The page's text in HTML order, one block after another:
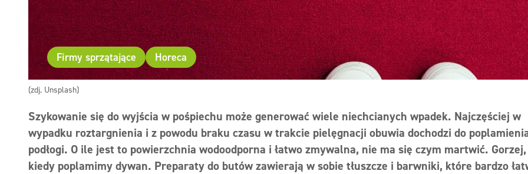
(zdj. Unsplash)
Firmy sprzątające Horeca
Szykowanie się do wyjścia w pośpiechu może generować wiele niechcianych wpadek. Najczęściej w
wypadku roztargnienia i z powodu braku czasu w trakcie pielęgnacji obuwia dochodzi do
podłogi. O ile jest to powierzchnia wodoodporna i łatwo zmywalna, nie ma się czym martwić. Gorzej,
kiedy poplamimy dywan. Preparaty do butów zawierają w sobie tłuszcze i barwniki, które bardzo